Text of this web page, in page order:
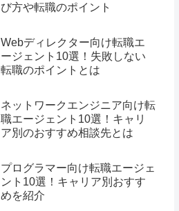
び方や転職のポイント
Webディレクター向け転職エ
ージェント10選！失敗しない
転職のポイントとは
ネットワークエンジニア向け転
職エージェント10選！キャリ
ア別のおすすめ相談先とは
プログラマー向け転職エージェ
ント10選！キャリア別おすす
めを紹介